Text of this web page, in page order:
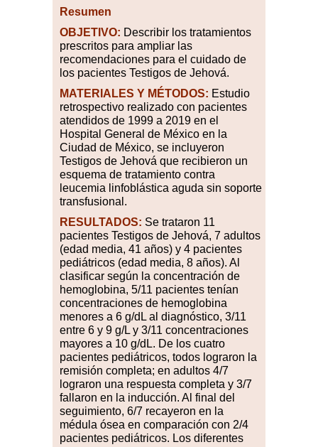
Resumen
OBJETIVO: Describir los tratamientos
prescritos para ampliar las
recomendaciones para el cuidado de
los pacientes Testigos de Jehová.
MATERIALES Y MÉTODOS: Estudio
retrospectivo realizado con pacientes
atendidos de 1999 a 2019 en el
Hospital General de México en la
Ciudad de México, se incluyeron
Testigos de Jehová que recibieron un
esquema de tratamiento contra
leucemia linfoblástica aguda sin soporte
transfusional.
RESULTADOS: Se trataron 11
pacientes Testigos de Jehová, 7 adultos
(edad media, 41 años) y 4 pacientes
pediátricos (edad media, 8 años). Al
clasificar según la concentración de
hemoglobina, 5/11 pacientes tenían
concentraciones de hemoglobina
menores a 6 g/dL al diagnóstico, 3/11
entre 6 y 9 g/L y 3/11 concentraciones
mayores a 10 g/dL. De los cuatro
pacientes pediátricos, todos lograron la
remisión completa; en adultos 4/7
lograron una respuesta completa y 3/7
fallaron en la inducción. Al final del
seguimiento, 6/7 recayeron en la
médula ósea en comparación con 2/4
pacientes pediátricos. Los diferentes